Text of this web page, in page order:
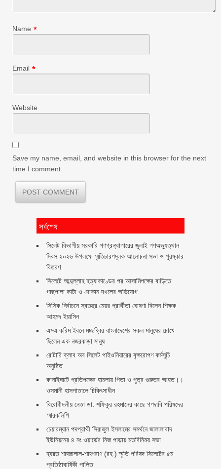
Name *
Email *
Website
Save my name, email, and website in this browser for the next
time I comment.
সর্বশেষ
সিলেট বিভাগীয় সরকারি গণগ্রন্থাগারের জুলাই গণঅভ্যুত্থান
দিবস ২০২৬ উপলক্ষে স্মৃতিচারণমূলক আলোচনা সভা ও পুরষ্কার
বিতরণ ‎ ‎
সিলেটে আব্দুল্লাহ হত্যাকাণ্ডের পর আসামিপক্ষের বাড়িতে
গাছপালা কাটা ও দোকান দখলের অভিযোগ
সিসিক নির্বাচনে স্বতন্ত্র মেয়র প্রার্থীতা ঘোষণা দিলেন শিক্ষক
আহমদ ইয়াসিন
এমএ করিম ইবনে মচ্ছব্বির বাংলাদেশের সকল মানুষের চোখে
ছিলেন এক নজরকাড়া মানুষ ‎
রোটারি ক্লাব অব সিলেট পাইওনিয়ারের বৃক্ষরোপণ কর্মসূচি
অনুষ্ঠিত
কানাইঘাটে প্রতিপক্ষের হামলায় পিতা ও পুত্র গুরুতর আহত।।
ওসমানী হাসপাতালে চিকিৎসাধীন
বিরোধীদলীয় নেতা ডা. শফিকুর রহমানের কাছে গণদাবি পরিষদের
স্মারকলিপি ‎
চেয়ারম্যান পদপ্রার্থী সিরাজুল ইসলামের সমর্থনে জালালাবাদ
ইউনিয়নের ৪ নং ওয়ার্ডের নিজ পাড়ায় মতবিনিময় সভা
হযরত শাহ্জালাল-শাহ্পরাণ (রহ.) স্মৃতি পরিষদ সিলেটের ৫ম
প্রতিষ্ঠাবার্ষিকী পালিত ‎​